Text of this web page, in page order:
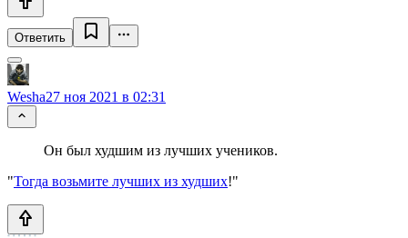
Ответить
Wesha27 ноя 2021 в 02:31
Он был худшим из лучших учеников.
"Тогда возьмите лучших из худших!"